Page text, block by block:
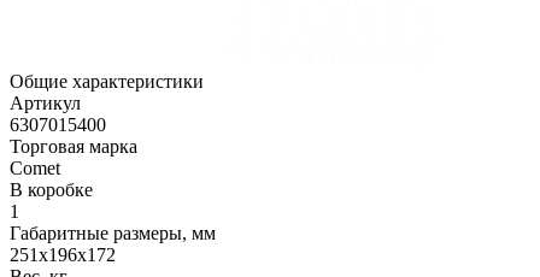
Общие характеристики
Артикул
6307015400
Торговая марка
Comet
В коробке
1
Габаритные размеры, мм
251x196x172